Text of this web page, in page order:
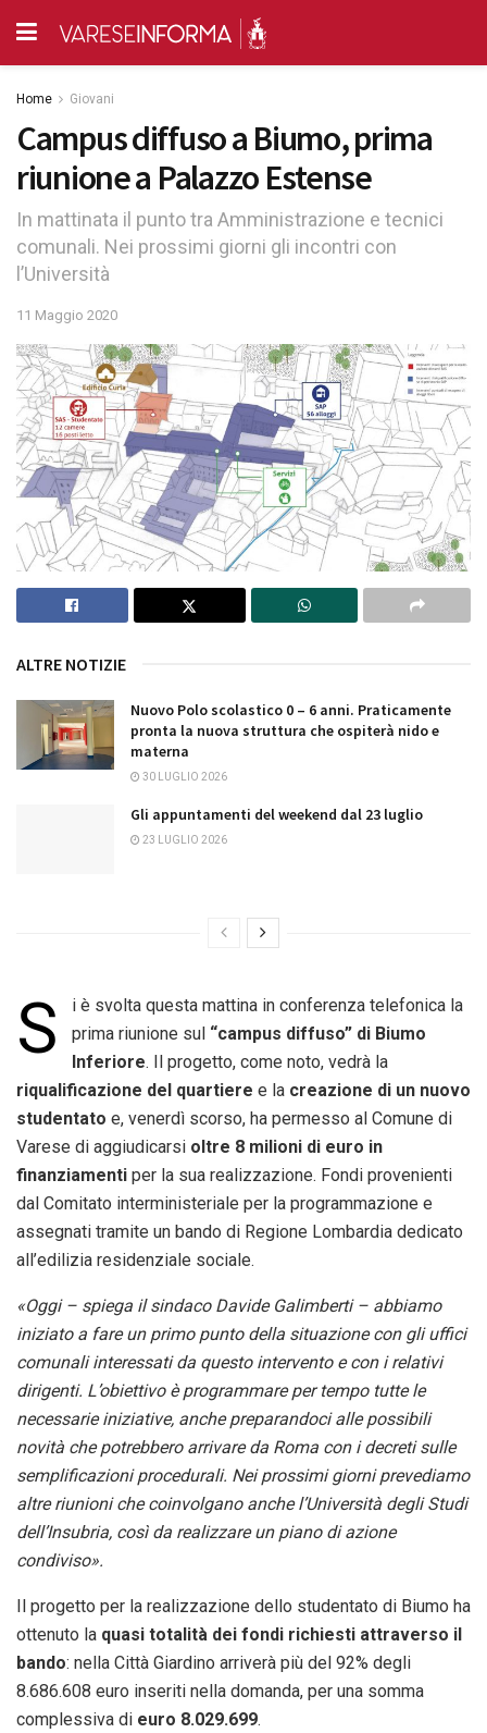
Home Giovani
Campus diffuso a Biumo, prima
riunione a Palazzo Estense
In mattinata il punto tra Amministrazione e tecnici
comunali. Nei prossimi giorni gli incontri con
l’Università
11 Maggio 2020
ALTRE NOTIZIE
Nuovo Polo scolastico 0 – 6 anni. Praticamente
pronta la nuova struttura che ospiterà nido e
materna
30 LUGLIO 2026
Gli appuntamenti del weekend dal 23 luglio
23 LUGLIO 2026
S
i è svolta questa mattina in conferenza telefonica la
prima riunione sul “campus diffuso” di Biumo
Inferiore. Il progetto, come noto, vedrà la
riqualificazione del quartiere e la creazione di un nuovo
studentato e, venerdì scorso, ha permesso al Comune di
Varese di aggiudicarsi oltre 8 milioni di euro in
finanziamenti per la sua realizzazione. Fondi provenienti
dal Comitato interministeriale per la programmazione e
assegnati tramite un bando di Regione Lombardia dedicato
all’edilizia residenziale sociale.
«Oggi – spiega il sindaco Davide Galimberti – abbiamo
iniziato a fare un primo punto della situazione con gli uffici
comunali interessati da questo intervento e con i relativi
dirigenti. L’obiettivo è programmare per tempo tutte le
necessarie iniziative, anche preparandoci alle possibili
novità che potrebbero arrivare da Roma con i decreti sulle
semplificazioni procedurali. Nei prossimi giorni prevediamo
altre riunioni che coinvolgano anche l’Università degli Studi
dell’Insubria, così da realizzare un piano di azione
condiviso».
Il progetto per la realizzazione dello studentato di Biumo ha
ottenuto la quasi totalità dei fondi richiesti attraverso il
bando: nella Città Giardino arriverà più del 92% degli
8.686.608 euro inseriti nella domanda, per una somma
complessiva di euro 8.029.699.